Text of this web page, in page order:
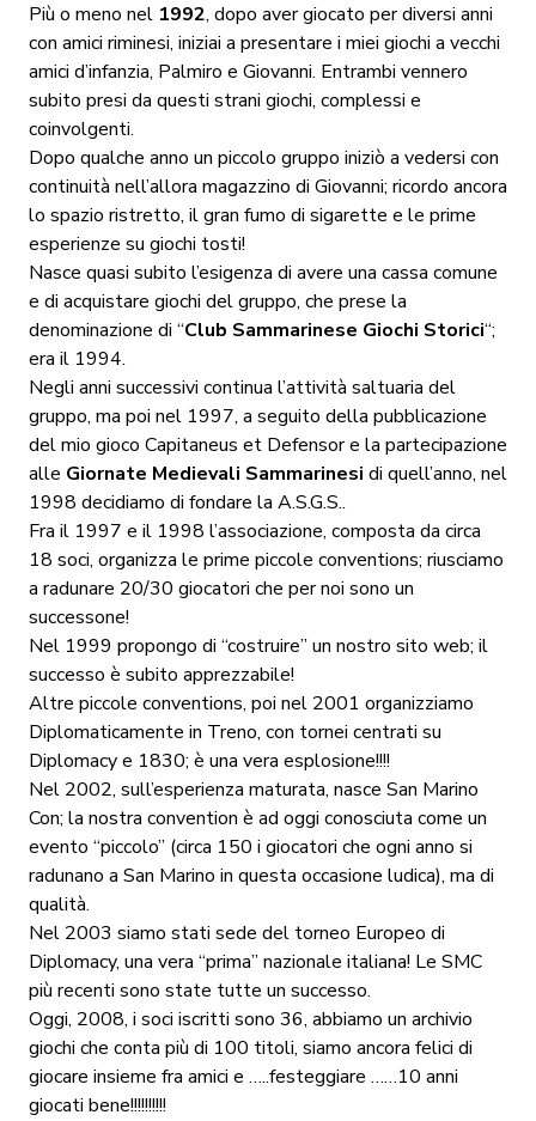
Più o meno nel 1992, dopo aver giocato per diversi anni
con amici riminesi, iniziai a presentare i miei giochi a vecchi
amici d’infanzia, Palmiro e Giovanni. Entrambi vennero
subito presi da questi strani giochi, complessi e
coinvolgenti.
Dopo qualche anno un piccolo gruppo iniziò a vedersi con
continuità nell’allora magazzino di Giovanni; ricordo ancora
lo spazio ristretto, il gran fumo di sigarette e le prime
esperienze su giochi tosti!
Nasce quasi subito l’esigenza di avere una cassa comune
e di acquistare giochi del gruppo, che prese la
denominazione di “Club Sammarinese Giochi Storici“;
era il 1994.
Negli anni successivi continua l’attività saltuaria del
gruppo, ma poi nel 1997, a seguito della pubblicazione
del mio gioco Capitaneus et Defensor e la partecipazione
alle Giornate Medievali Sammarinesi di quell’anno, nel
1998 decidiamo di fondare la A.S.G.S..
Fra il 1997 e il 1998 l’associazione, composta da circa
18 soci, organizza le prime piccole conventions; riusciamo
a radunare 20/30 giocatori che per noi sono un
successone!
Nel 1999 propongo di “costruire” un nostro sito web; il
successo è subito apprezzabile!
Altre piccole conventions, poi nel 2001 organizziamo
Diplomaticamente in Treno, con tornei centrati su
Diplomacy e 1830; è una vera esplosione!!!!
Nel 2002, sull’esperienza maturata, nasce San Marino
Con; la nostra convention è ad oggi conosciuta come un
evento “piccolo” (circa 150 i giocatori che ogni anno si
radunano a San Marino in questa occasione ludica), ma di
qualità.
Nel 2003 siamo stati sede del torneo Europeo di
Diplomacy, una vera “prima” nazionale italiana! Le SMC
più recenti sono state tutte un successo.
Oggi, 2008, i soci iscritti sono 36, abbiamo un archivio
giochi che conta più di 100 titoli, siamo ancora felici di
giocare insieme fra amici e …..festeggiare ……10 anni
giocati bene!!!!!!!!!!